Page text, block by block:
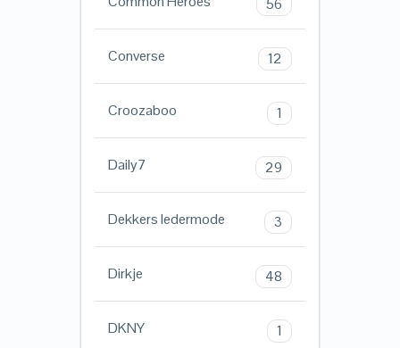
56
Converse 12
Croozaboo 1
Daily7 29
Dekkers ledermode 3
Dirkje 48
DKNY 1